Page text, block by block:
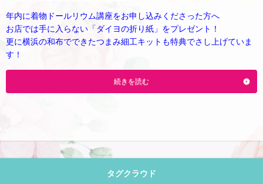
年内に着物ドールリウム講座をお申し込みくださった方へ
お店では手に入らない「ダイヨの折り紙」をプレゼント！
更に横浜の和布でできたつまみ細工キットも特典でさし上げていま
す！
続きを読む
タグクラウド